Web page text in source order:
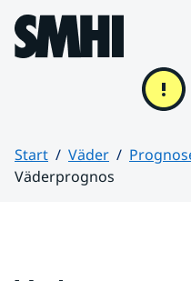
Hoppa till sidans innehåll
Start Väder
Väderprognos